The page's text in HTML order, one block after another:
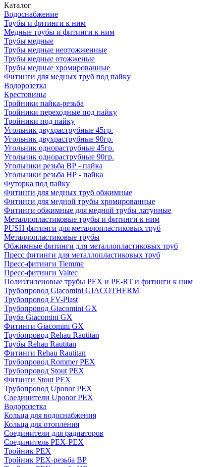
Каталог
Водоснабжение
Трубы и фитинги к ним
Медные трубы и фитинги к ним
Трубы медные
Трубы медные неотожженные
Трубы медные отожженые
Трубы медные хромированные
Фитинги для медных труб под пайку
Водорозетка
Крестовины
Тройники пайка-резьба
Тройники переходные под пайку
Тройники под пайку
Угольник двухраструбные 45гр.
Угольник двухраструбные 90гр.
Угольник однораструбные 45гр.
Угольник однораструбные 90гр.
Угольники резьба ВР - пайка
Угольники резьба НР - пайка
Футорка под пайку
Фитинги для медных труб обжимные
Фитинги для медной трубы хромированные
Фитинги обжимные для медной трубы латунные
Металлопластиковые трубы и фитинги к ним
PUSH фитинги для металлопластиковых труб
Металлопластиковые трубы
Обжимные фитинги для металлопластиковых труб
Пресс фитинги для металлопластиковых труб
Пресс-фитинги Tiemme
Пресс-фитинги Valtec
Полиэтиленовые трубы PEX и PE-RT и фитинги к ним
Трубопровод Giacomini GIACOTHERM
Трубопровод FV-Plast
Трубопровод Giacomini GX
Труба Giacomini GX
Фитинги Giacomini GX
Трубопровод Rehau Rautitan
Трубы Rehau Rautitan
Фитинги Rehau Rautitan
Трубопровод Rommer PEX
Трубопровод Stout PEX
Фитинги Stout PEX
Трубопровод Uponor PEX
Соединители Uponor PEX
Водорозетка
Кольца для водоснабжения
Кольца для отопления
Соединители для радиаторов
Соединитель PEX-PEX
Тройник PEX
Тройник PEX-резьба ВР